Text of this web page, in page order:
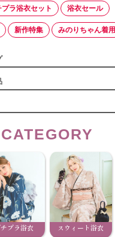
ラ浴衣セット 浴衣セール
新作特集 みのりちゃん着用
CATEGORY
チプラ浴衣 スウィート浴衣